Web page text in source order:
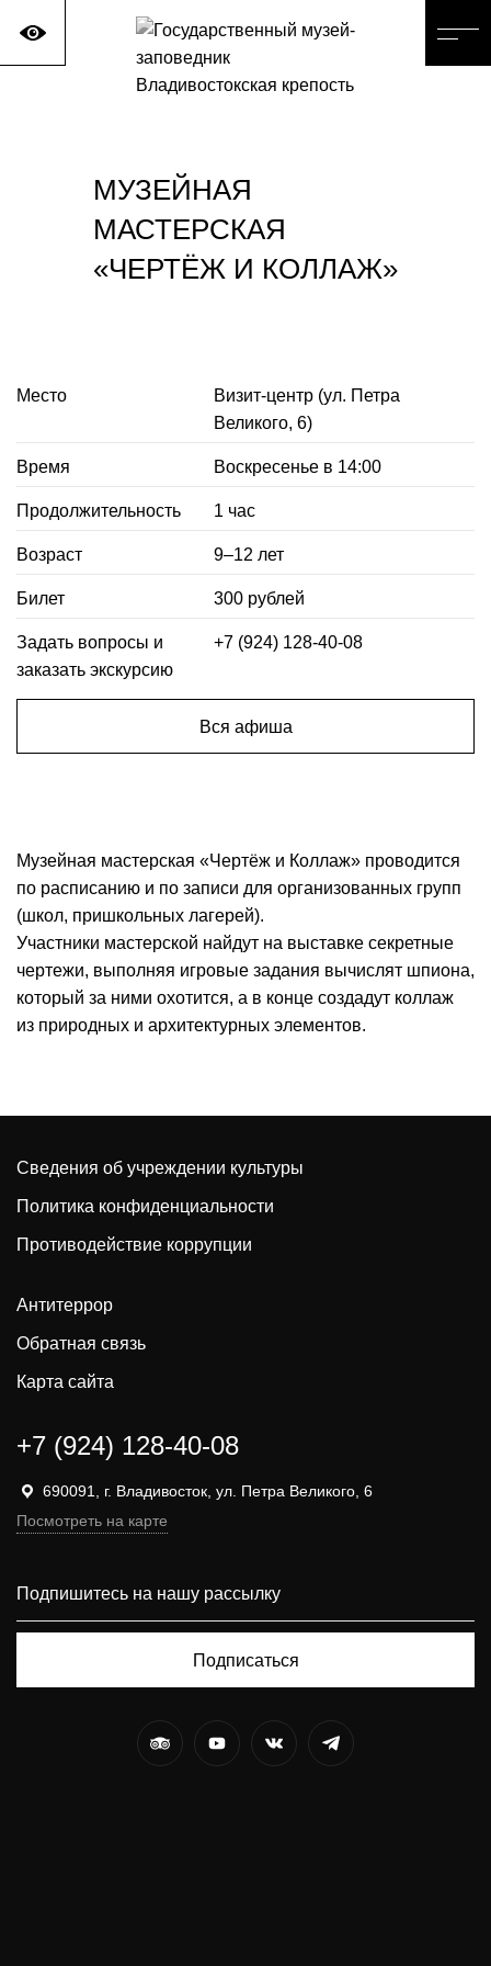
МУЗЕЙНАЯ
МАСТЕРСКАЯ
«ЧЕРТЁЖ И КОЛЛАЖ»
Место
Визит-центр (ул. Петра
Великого, 6)
Время Воскресенье в 14:00
Продолжительность 1 час
Возраст 9–12 лет
Билет 300 рублей
Задать вопросы и
заказать экскурсию
+7 (924) 128-40-08
Вся афиша
Музейная мастерская «Чертёж и Коллаж» проводится
по расписанию и по записи для организованных групп
(школ, пришкольных лагерей).
Участники мастерской найдут на выставке секретные
чертежи, выполняя игровые задания вычислят шпиона,
который за ними охотится, а в конце создадут коллаж
из природных и архитектурных элементов.
Сведения об учреждении культуры
Политика конфиденциальности
Противодействие коррупции
Антитеррор
Обратная связь
Карта сайта
+7 (924) 128-40-08
690091, г. Владивосток, ул. Петра Великого, 6
Посмотреть на карте
Подписаться